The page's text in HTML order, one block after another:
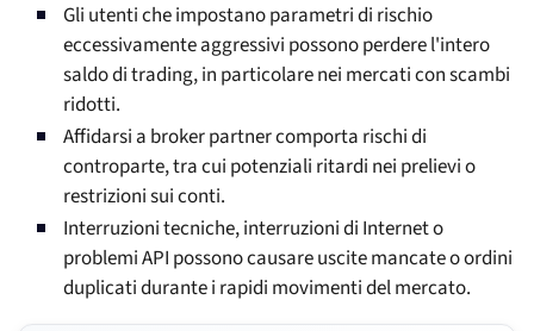
Gli utenti che impostano parametri di rischio
eccessivamente aggressivi possono perdere l'intero
saldo di trading, in particolare nei mercati con scambi
ridotti.
Affidarsi a broker partner comporta rischi di
controparte, tra cui potenziali ritardi nei prelievi o
restrizioni sui conti.
Interruzioni tecniche, interruzioni di Internet o
problemi API possono causare uscite mancate o ordini
duplicati durante i rapidi movimenti del mercato.